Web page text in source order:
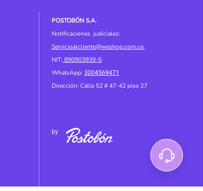
POSTOBÓN S.A.
Notificaciones judiciales:
Servicioalcliente@weshop.com.co
NIT: 890903939-5
WhatsApp: 3004569471
Dirección: Calle 52 # 47-42 piso 27
by